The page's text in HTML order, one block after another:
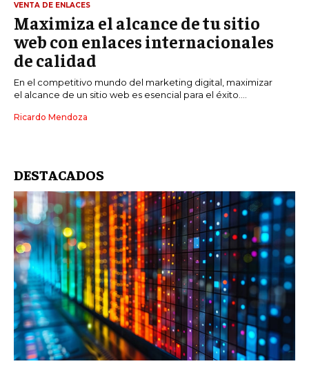
VENTA DE ENLACES
Maximiza el alcance de tu sitio
web con enlaces internacionales
de calidad
En el competitivo mundo del marketing digital, maximizar
el alcance de un sitio web es esencial para el éxito....
Ricardo Mendoza
DESTACADOS